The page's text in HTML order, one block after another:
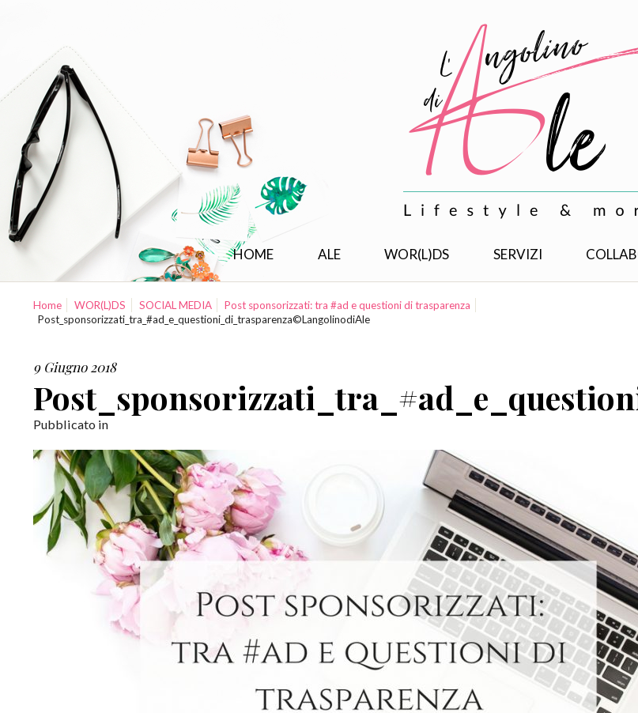
HOME ALE WOR(L)DS SERVIZI
Home WOR(L)DS SOCIAL MEDIA
Post sponsorizzati: tra #ad e questioni di trasparenza
Post_sponsorizzati_tra_#ad_e_questioni_di_trasparenza©LangolinodiAle
9 Giugno 2018
Pubblicato in